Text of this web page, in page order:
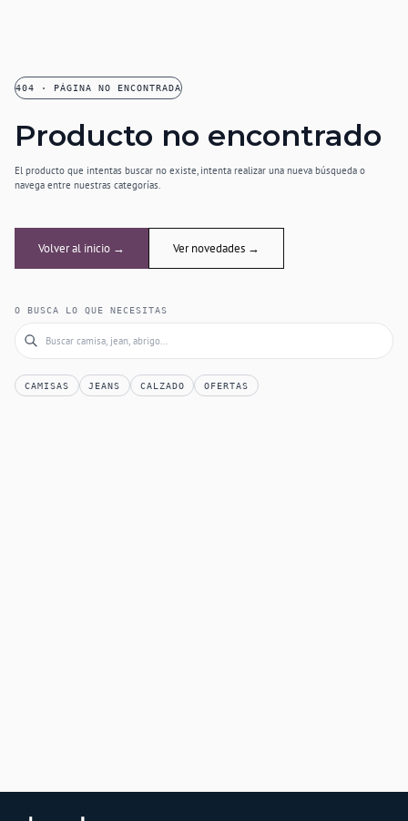
404 · PÁGINA NO ENCONTRADA
Producto no encontrado
El producto que intentas buscar no existe, intenta realizar una nueva búsqueda o
navega entre nuestras categorías.
Volver al inicio → Ver novedades →
O BUSCA LO QUE NECESITAS
CAMISAS JEANS CALZADO OFERTAS